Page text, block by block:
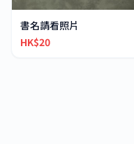
書名請看照片
HK$20